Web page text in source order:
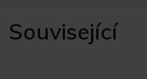
Související